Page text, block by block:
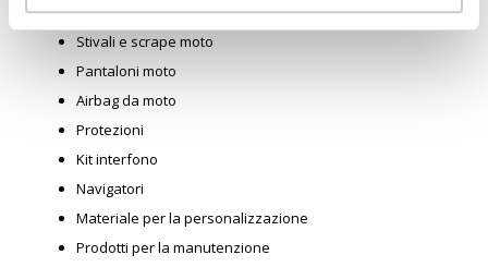
Guanti moto
Stivali e scrape moto
Pantaloni moto
Airbag da moto
Protezioni
Kit interfono
Navigatori
Materiale per la personalizzazione
Prodotti per la manutenzione